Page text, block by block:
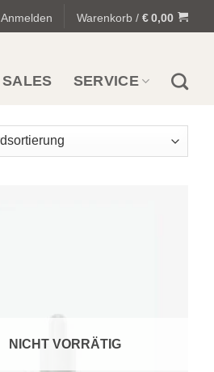
Anmelden Warenkorb / € 0,00
SALES SERVICE
NICHT VORRÄTIG